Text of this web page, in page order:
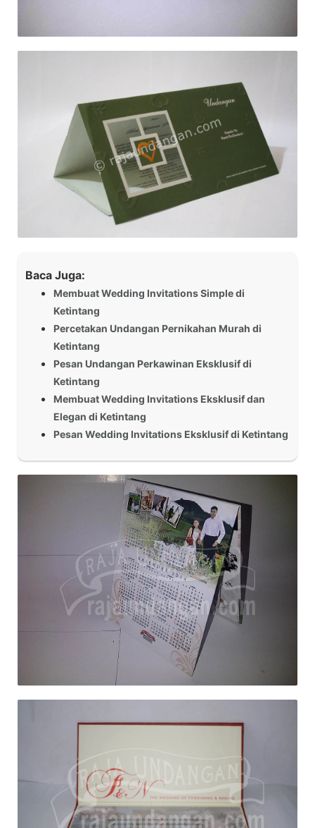
Baca Juga:
Membuat Wedding Invitations Simple di
Ketintang
Percetakan Undangan Pernikahan Murah di
Ketintang
Pesan Undangan Perkawinan Eksklusif di
Ketintang
Membuat Wedding Invitations Eksklusif dan
Elegan di Ketintang
Pesan Wedding Invitations Eksklusif di Ketintang